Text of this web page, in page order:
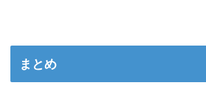
まとめ